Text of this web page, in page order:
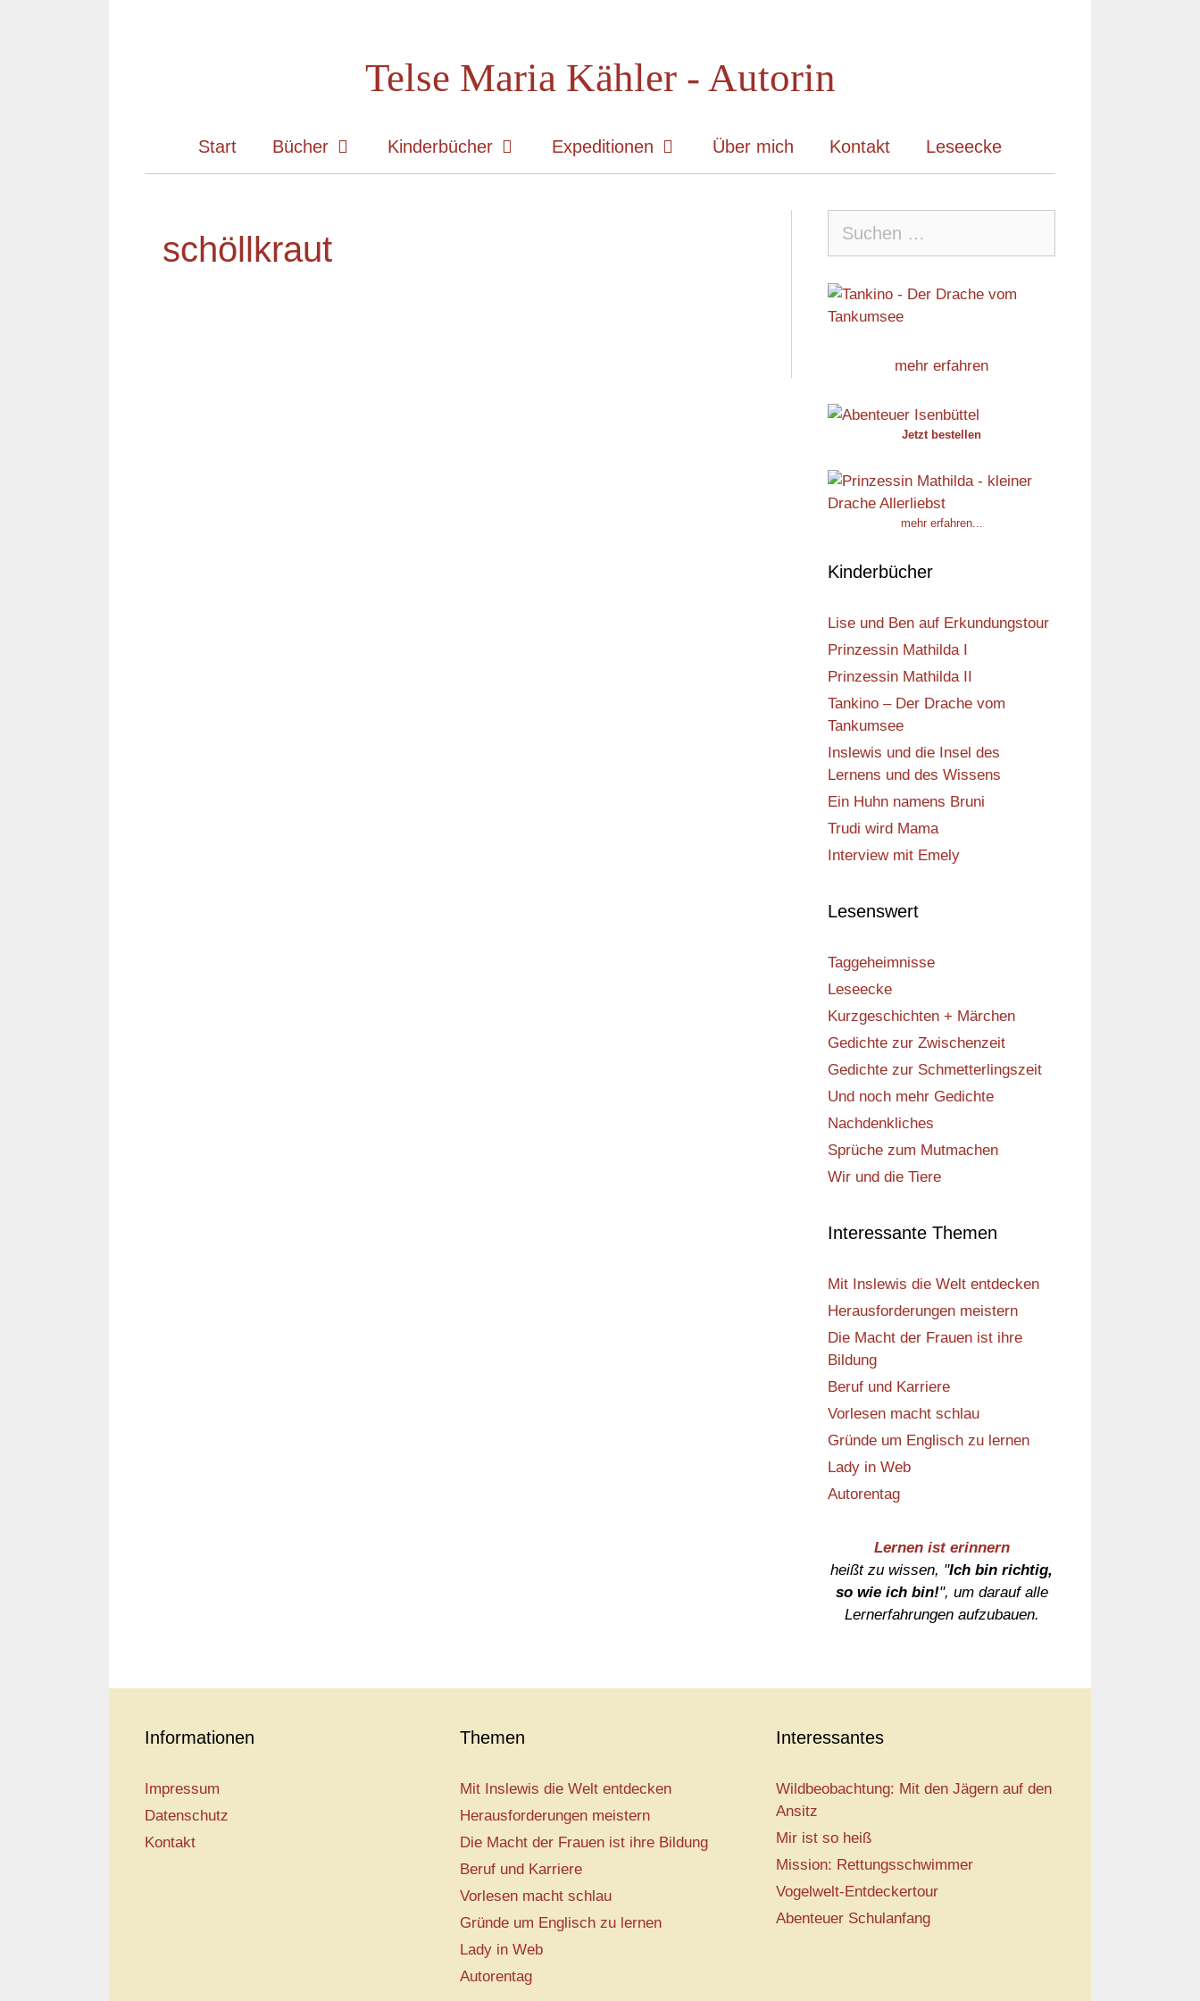
Telse Maria Kähler - Autorin
Start Bücher Kinderbücher Expeditionen Über mich Kontakt Leseecke
schöllkraut
nach:
mehr erfahren
Jetzt bestellen
mehr erfahren...
Kinderbücher
Lise und Ben auf Erkundungstour
Prinzessin Mathilda I
Prinzessin Mathilda II
Tankino – Der Drache vom
Tankumsee
Inslewis und die Insel des
Lernens und des Wissens
Ein Huhn namens Bruni
Trudi wird Mama
Interview mit Emely
Lesenswert
Taggeheimnisse
Leseecke
Kurzgeschichten + Märchen
Gedichte zur Zwischenzeit
Gedichte zur Schmetterlingszeit
Und noch mehr Gedichte
Nachdenkliches
Sprüche zum Mutmachen
Wir und die Tiere
Interessante Themen
Mit Inslewis die Welt entdecken
Herausforderungen meistern
Die Macht der Frauen ist ihre
Bildung
Beruf und Karriere
Vorlesen macht schlau
Gründe um Englisch zu lernen
Lady in Web
Autorentag
Lernen ist erinnern
heißt zu wissen, "Ich bin richtig,
so wie ich bin!", um darauf alle
Lernerfahrungen aufzubauen.
Informationen
Impressum
Datenschutz
Kontakt
Themen
Mit Inslewis die Welt entdecken
Herausforderungen meistern
Die Macht der Frauen ist ihre Bildung
Beruf und Karriere
Vorlesen macht schlau
Gründe um Englisch zu lernen
Lady in Web
Autorentag
Interessantes
Wildbeobachtung: Mit den Jägern auf den
Ansitz
Mir ist so heiß
Mission: Rettungsschwimmer
Vogelwelt-Entdeckertour
Abenteuer Schulanfang